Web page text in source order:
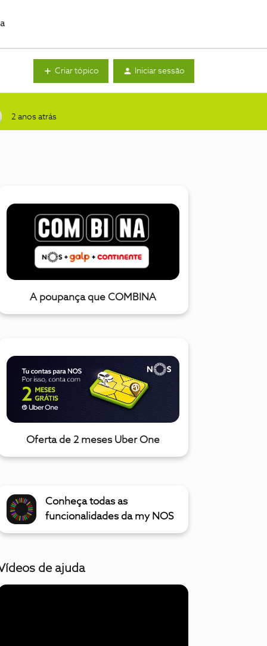
Criar tópico Iniciar sessão
2 anos atrás
A poupança que COMBINA
Oferta de 2 meses Uber One
Conheça todas as
funcionalidades da my NOS
de ajuda